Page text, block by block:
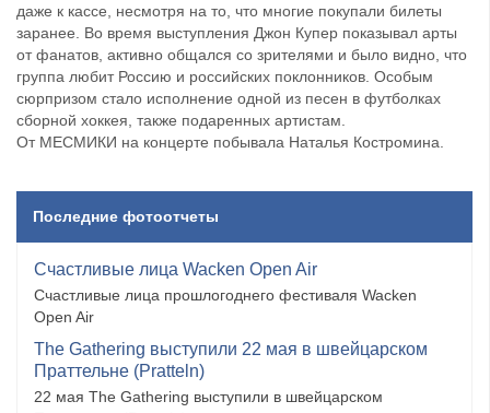
даже к кассе, несмотря на то, что многие покупали билеты
заранее. Во время выступления Джон Купер показывал арты
от фанатов, активно общался со зрителями и было видно, что
группа любит Россию и российских поклонников. Особым
сюрпризом стало исполнение одной из песен в футболках
сборной хоккея, также подаренных артистам.
От МЕСМИКИ на концерте побывала Наталья Костромина.
Последние фотоотчеты
Счастливые лица Wacken Open Air
Счастливые лица прошлогоднего фестиваля Wacken
Open Air
The Gathering выступили 22 мая в швейцарском
Праттельне (Pratteln)
22 мая The Gathering выступили в швейцарском